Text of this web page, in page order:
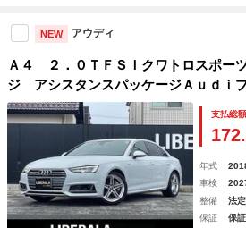
NEW アウディ
Ａ４ ２．０ＴＦＳＩクワトロスポー
ジ アシスタンスパッケージＡｕｄｉ
トレーンアシストアダプティブクルー
グＴＶ全方位カメラパーキングエイド
トリクスＬＥＤハーフレザーシート
支払総額
172.
年式
車検
整備
法
保証
保